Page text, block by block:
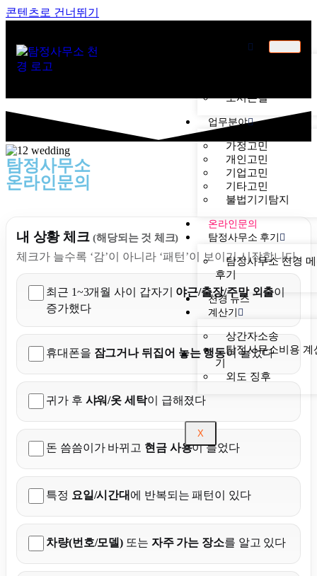
콘텐츠로 건너뛰기
오시는길
업무분야
가정고민
개인고민
기업고민
기타고민
불법기기탐지
온라인문의
탐정사무소 후기
탐정사무소 천경
후기
천경 뉴스
계산기
상간자소송
탐정사무소비용 계
기
외도 징후
X
탐정사무소
온라인문의
내 상황 체크(해당되는 것 체크)
체크가 늘수록 ‘감’이 아니라 ‘패턴’이 보이기 시작합니다.
최근 1~3개월 사이 갑자기 야근/출장/주말 외출이
증가했다
휴대폰을 잠그거나 뒤집어 놓는 행동이 늘었다
귀가 후 샤워/옷 세탁이 급해졌다
돈 씀씀이가 바뀌고 현금 사용이 늘었다
특정 요일/시간대 에 반복되는 패턴이 있다
차량(번호/모델) 또는 자주 가는 장소를 알고 있다